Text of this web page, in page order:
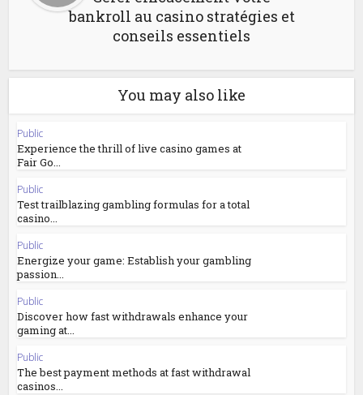
bankroll au casino stratégies et
conseils essentiels
You may also like
Public
Experience the thrill of live casino games at
Fair Go...
Public
Test trailblazing gambling formulas for a total
casino...
Public
Energize your game: Establish your gambling
passion...
Public
Discover how fast withdrawals enhance your
gaming at...
Public
The best payment methods at fast withdrawal
casinos...